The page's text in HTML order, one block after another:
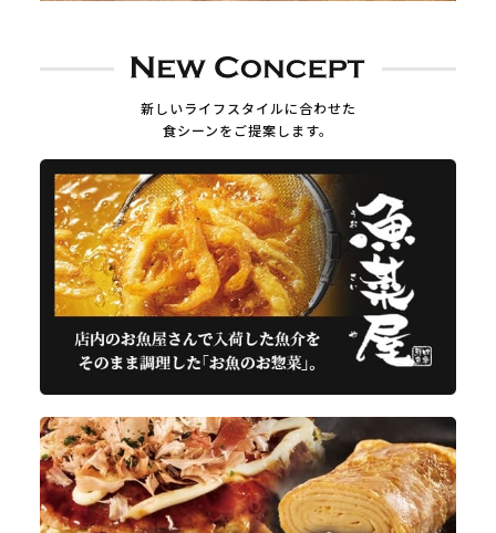
新しいライフスタイルに合わせた
食シーンをご提案します。